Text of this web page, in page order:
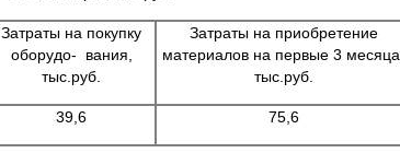
Затраты на покупку
оборудо- вания,
тыс.руб.
Затраты на приобретение
материалов на первые 3 месяца,
тыс.руб.
39,6 75,6